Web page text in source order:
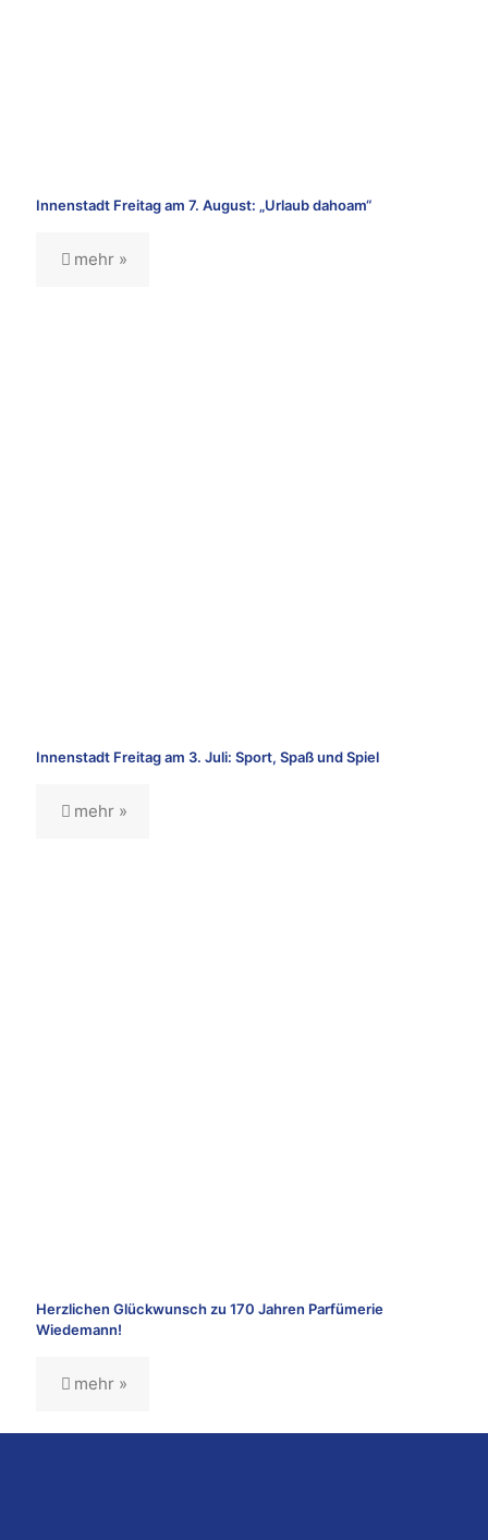
Innenstadt Freitag am 7. August: „Urlaub dahoam“
mehr »
Innenstadt Freitag am 3. Juli: Sport, Spaß und Spiel
mehr »
Herzlichen Glückwunsch zu 170 Jahren Parfümerie
Wiedemann!
mehr »